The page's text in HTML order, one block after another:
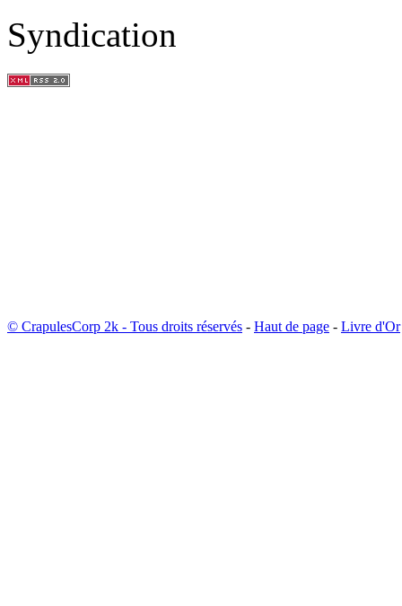
Syndication
© CrapulesCorp 2k - Tous droits réservés - Haut de page - Livre d'Or